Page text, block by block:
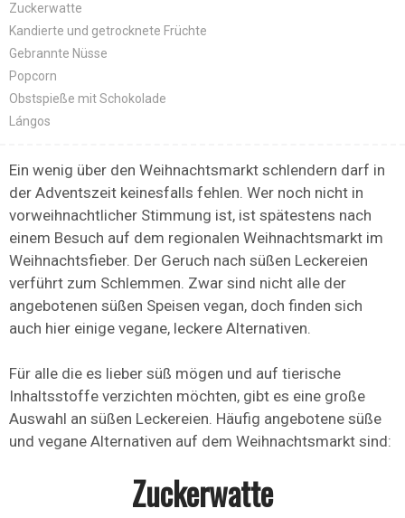
Zuckerwatte
Kandierte und getrocknete Früchte
Gebrannte Nüsse
Popcorn
Obstspieße mit Schokolade
Lángos
Ein wenig über den Weihnachtsmarkt schlendern darf in
der Adventszeit keinesfalls fehlen. Wer noch nicht in
vorweihnachtlicher Stimmung ist, ist spätestens nach
einem Besuch auf dem regionalen Weihnachtsmarkt im
Weihnachtsfieber. Der Geruch nach süßen Leckereien
verführt zum Schlemmen. Zwar sind nicht alle der
angebotenen süßen Speisen vegan, doch finden sich
auch hier einige vegane, leckere Alternativen.
Für alle die es lieber süß mögen und auf tierische
Inhaltsstoffe verzichten möchten, gibt es eine große
Auswahl an süßen Leckereien. Häufig angebotene süße
und vegane Alternativen auf dem Weihnachtsmarkt sind:
Zuckerwatte